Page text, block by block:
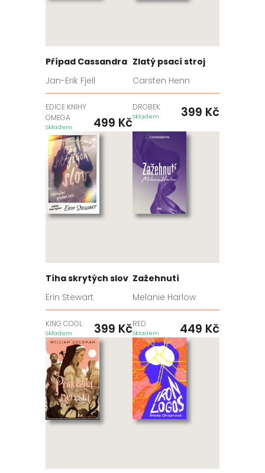
Případ Cassandra
Jan-Erik Fjell
EDICE KNIHY
OMEGA
Skladem 499 Kč
Zlatý psací stroj
Carsten Henn
DROBEK
Skladem 399 Kč
Tíha skrytých slov
Erin Stewart
KING COOL
Skladem 399 Kč
Zažehnutí
Melanie Harlow
RED
Skladem 449 Kč